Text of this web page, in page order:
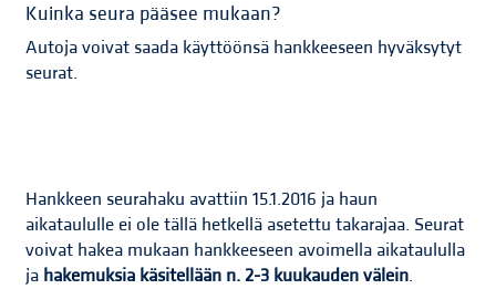
Kuinka seura pääsee mukaan?
Autoja voivat saada käyttöönsä hankkeeseen hyväksytyt
seurat.
Hankkeen seurahaku avattiin 15.1.2016 ja haun
aikataululle ei ole tällä hetkellä asetettu takarajaa. Seurat
voivat hakea mukaan hankkeeseen avoimella aikataululla
ja hakemuksia käsitellään n. 2-3 kuukauden välein.